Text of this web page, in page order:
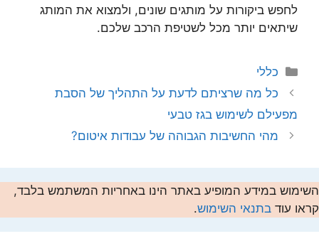
לחפש ביקורות על מותגים שונים, ולמצוא את המותג
שיתאים יותר מכל לשטיפת הרכב שלכם.
קטגוריות
כללי
כל מה שרציתם לדעת על התהליך של הסבת
מפעילם לשימוש בגז טבעי
מהי החשיבות הגבוהה של עבודות איטום?
השימוש במידע המופיע באתר הינו באחריות המשתמש בלבד,
קראו עוד בתנאי השימוש.